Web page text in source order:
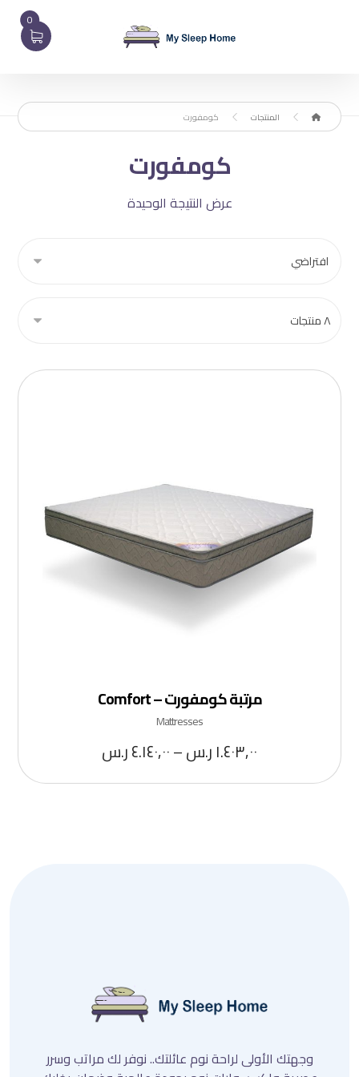
0
المنتجات كومفورت
كومفورت
عرض النتيجة الوحيدة
مرتبة كومفورت – Comfort
Mattresses
١.٤٠٣,٠٠ر.س–٤.١٤٠,٠٠ر.س
وجهتك الأولى لراحة نوم عائلتك.. نوفر لك مراتب وسرر